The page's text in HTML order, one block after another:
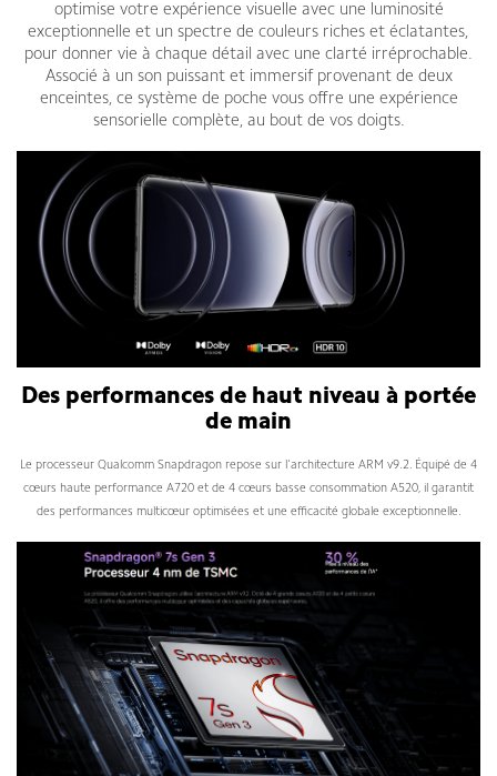
optimise votre expérience visuelle avec une luminosité
exceptionnelle et un spectre de couleurs riches et éclatantes,
pour donner vie à chaque détail avec une clarté irréprochable.
Associé à un son puissant et immersif provenant de deux
enceintes, ce système de poche vous offre une expérience
sensorielle complète, au bout de vos doigts.
Des performances de haut niveau à portée
de main
Le processeur Qualcomm Snapdragon repose sur l'architecture ARM v9.2. Équipé de 4
cœurs haute performance A720 et de 4 cœurs basse consommation A520, il garantit
des performances multicœur optimisées et une efficacité globale exceptionnelle.